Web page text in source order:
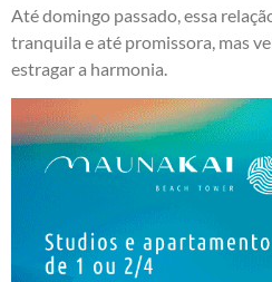
Até domingo passado, essa
tranquila e até promissora, mas
estragar a harmonia.